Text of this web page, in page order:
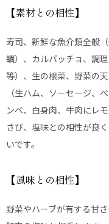
【素材との相性】
寿司、新鮮な魚介類全般
蠣）、カルパッチョ、調
等）、生の根菜、野菜の
（生ハム、ソーセージ、
ンベ、白身肉、牛肉にレ
さび、塩味との相性が良
いです。
【風味との相性】
野菜やハーブが有する甘